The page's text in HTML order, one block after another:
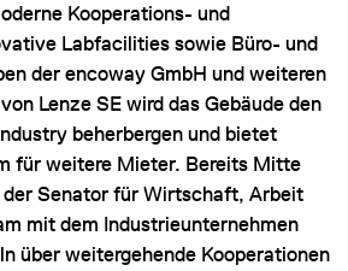
Kooperations- und
Labfacilities sowie Büro- und
der encoway GmbH und weiteren
Lenze SE wird das Gebäude den
beherbergen und bietet
für weitere Mieter. Bereits Mitte
der Senator für Wirtschaft, Arbeit
mit dem Industrieunternehmen
über weitergehende Kooperationen